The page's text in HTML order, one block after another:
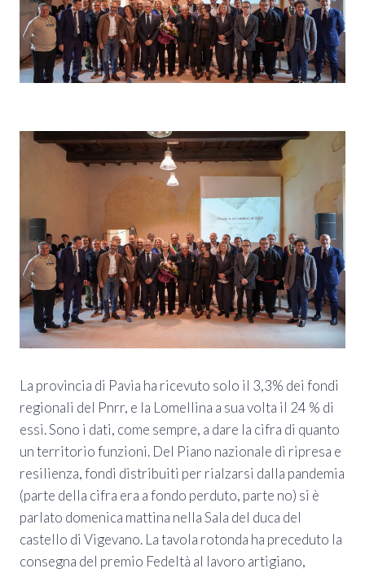
La provincia di Pavia ha ricevuto solo il 3,3% dei fondi
regionali del Pnrr, e la Lomellina a sua volta il 24 % di
essi. Sono i dati, come sempre, a dare la cifra di quanto
un territorio funzioni. Del Piano nazionale di ripresa e
resilienza, fondi distribuiti per rialzarsi dalla pandemia
(parte della cifra era a fondo perduto, parte no) si è
parlato domenica mattina nella Sala del duca del
castello di Vigevano. La tavola rotonda ha preceduto la
consegna del premio Fedeltà al lavoro artigiano,